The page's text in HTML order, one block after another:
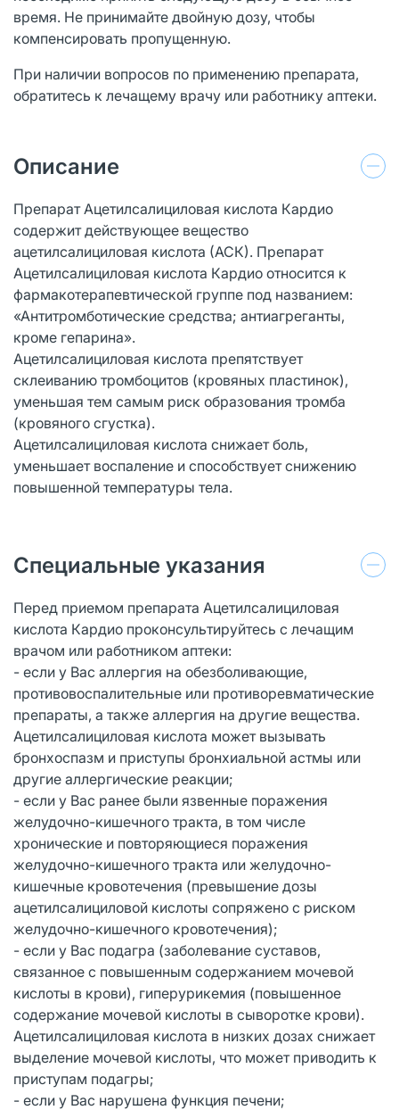
время. Не принимайте двойную дозу, чтобы
компенсировать пропущенную.
При наличии вопросов по применению препарата,
обратитесь к лечащему врачу или работнику аптеки.
Описание
Препарат Ацетилсалициловая кислота Кардио
содержит действующее вещество
ацетилсалициловая кислота (АСК). Препарат
Ацетилсалициловая кислота Кардио относится к
фармакотерапевтической группе под названием:
«Антитромботические средства; антиагреганты,
кроме гепарина».
Ацетилсалициловая кислота препятствует
склеиванию тромбоцитов (кровяных пластинок),
уменьшая тем самым риск образования тромба
(кровяного сгустка).
Ацетилсалициловая кислота снижает боль,
уменьшает воспаление и способствует снижению
повышенной температуры тела.
Специальные указания
Перед приемом препарата Ацетилсалициловая
кислота Кардио проконсультируйтесь с лечащим
врачом или работником аптеки:
- если у Вас аллергия на обезболивающие,
противовоспалительные или противоревматические
препараты, а также аллергия на другие вещества.
Ацетилсалициловая кислота может вызывать
бронхоспазм и приступы бронхиальной астмы или
другие аллергические реакции;
- если у Вас ранее были язвенные поражения
желудочно-кишечного тракта, в том числе
хронические и повторяющиеся поражения
желудочно-кишечного тракта или желудочно-
кишечные кровотечения (превышение дозы
ацетилсалициловой кислоты сопряжено с риском
желудочно-кишечного кровотечения);
- если у Вас подагра (заболевание суставов,
связанное с повышенным содержанием мочевой
кислоты в крови), гиперурикемия (повышенное
содержание мочевой кислоты в сыворотке крови).
Ацетилсалициловая кислота в низких дозах снижает
выделение мочевой кислоты, что может приводить к
приступам подагры;
- если у Вас нарушена функция печени;